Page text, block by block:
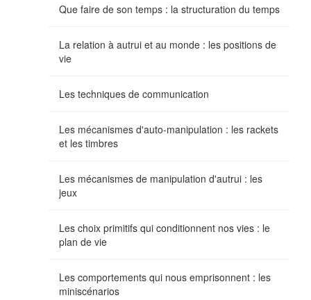
Que faire de son temps : la structuration du temps
La relation à autrui et au monde : les positions de
vie
Les techniques de communication
Les mécanismes d'auto-manipulation : les rackets
et les timbres
Les mécanismes de manipulation d'autrui : les
jeux
Les choix primitifs qui conditionnent nos vies : le
plan de vie
Les comportements qui nous emprisonnent : les
miniscénarios